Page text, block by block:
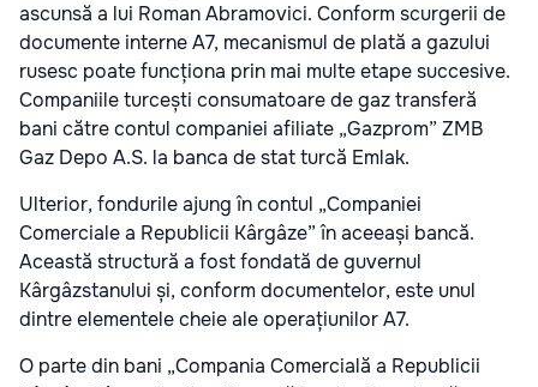
ascunsă a lui Roman Abramovici. Conform scurgerii de
documente interne A7, mecanismul de plată a gazului
rusesc poate funcționa prin mai multe etape succesive.
Companiile turcești consumatoare de gaz transferă
bani către contul companiei afiliate „Gazprom” ZMB
Gaz Depo A.S. la banca de stat turcă Emlak.
Ulterior, fondurile ajung în contul „Companiei
Comerciale a Republicii Kârgâze” în aceeași bancă.
Această structură a fost fondată de guvernul
Kârgâzstanului și, conform documentelor, este unul
dintre elementele cheie ale operațiunilor A7.
O parte din bani „Compania Comercială a Republicii